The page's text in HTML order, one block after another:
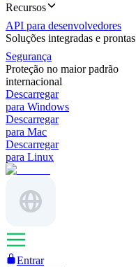
Recursos
API para desenvolvedores
Soluções integradas e prontas
Segurança
Proteção no maior padrão
internacional
Descarregar
para Windows
Descarregar
para Mac
Descarregar
para Linux
Entrar